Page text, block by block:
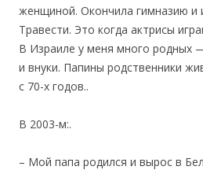
женщиной. Окончила гимназию и
Травести. Это когда актрисы
В Израиле у меня много родных
и внуки. Папины родственники
с 70-х годов..
В 2003-м:.
– Мой папа родился и вырос в